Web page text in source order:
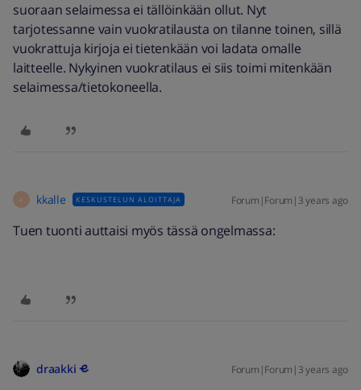
suoraan selaimessa ei tällöinkään ollut. Nyt
tarjotessanne vain vuokratilausta on tilanne toinen, sillä
vuokrattuja kirjoja ei tietenkään voi ladata omalle
laitteelle. Nykyinen vuokratilaus ei siis toimi mitenkään
selaimessa/tietokoneella.
K kkalle KESKUSTELUN ALOITTAJA Forum|Forum|3 years ago
Tuen tuonti auttaisi myös tässä ongelmassa:
draakki Forum|Forum|3 years ago